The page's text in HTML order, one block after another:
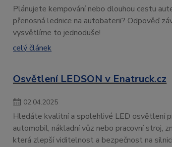
Plánujete kempování nebo dlouhou cestu
přenosná lednice na autobaterii? Odpověď
vysvětlíme to jednoduše!
celý článek
Osvětlení LEDSON v Enatruck.cz
02.04.2025
Hledáte kvalitní a spolehlivé LED osvětlení
automobil, nákladní vůz nebo pracovní stroj,
která zlepší viditelnost a bezpečnost na